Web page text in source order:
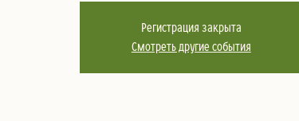
Регистрация закрыта
Смотреть другие события